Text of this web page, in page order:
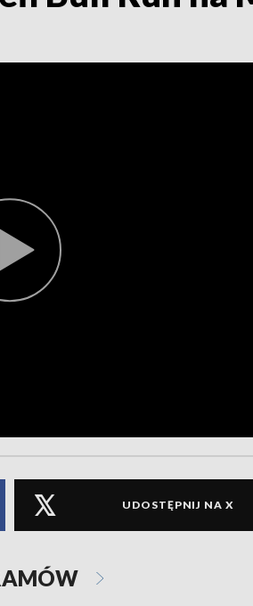
UDOSTĘPNIJ NA X